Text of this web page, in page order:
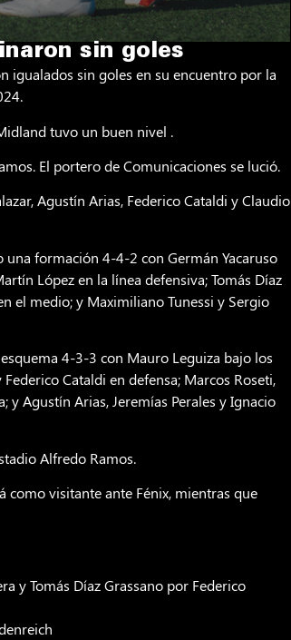
sin goles
igualados sin goles en su encuentro por la
tuvo un buen nivel .
El portero de Comunicaciones se lució.
Agustín Arias, Federico Cataldi y Claudio
formación 4-4-2 con Germán Yacaruso
López en la línea defensiva; Tomás Díaz
el medio; y Maximiliano Tunessi y Sergio
4-3-3 con Mauro Leguiza bajo los
Cataldi en defensa; Marcos Roseti,
Agustín Arias, Jeremías Perales y Ignacio
Alfredo Ramos.
como visitante ante Fénix, mientras que
y Tomás Díaz Grassano por Federico